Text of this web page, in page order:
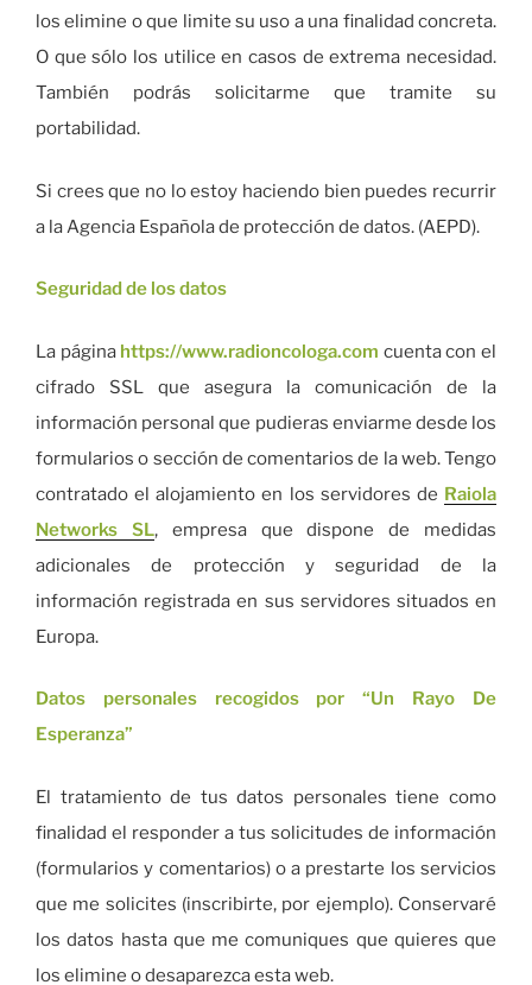
los elimine o que limite su uso a una finalidad concreta.
O que sólo los utilice en casos de extrema necesidad.
También podrás solicitarme que tramite su
portabilidad.
Si crees que no lo estoy haciendo bien puedes recurrir
a la Agencia Española de protección de datos. (AEPD).
Seguridad de los datos
La página https://www.radioncologa.com cuenta con el
cifrado SSL que asegura la comunicación de la
información personal que pudieras enviarme desde los
formularios o sección de comentarios de la web. Tengo
contratado el alojamiento en los servidores de Raiola
Networks SL, empresa que dispone de medidas
adicionales de protección y seguridad de la
información registrada en sus servidores situados en
Europa.
Datos personales recogidos por “Un Rayo De
Esperanza”
El tratamiento de tus datos personales tiene como
finalidad el responder a tus solicitudes de información
(formularios y comentarios) o a prestarte los servicios
que me solicites (inscribirte, por ejemplo). Conservaré
los datos hasta que me comuniques que quieres que
los elimine o desaparezca esta web.